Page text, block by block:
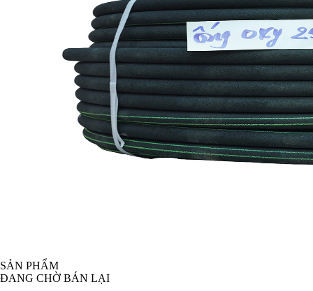
SẢN PHẨM
ĐANG CHỜ BÁN LẠI